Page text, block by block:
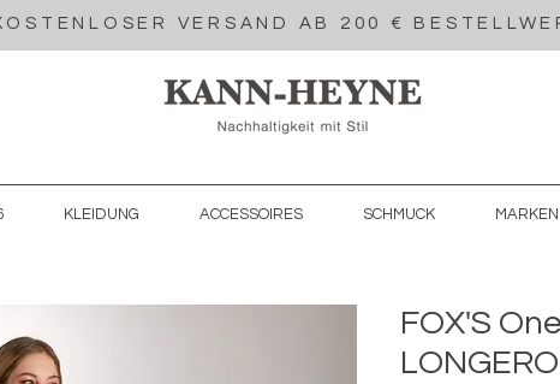
VERSAND AB 200 €
KLEIDUNG ACCESSOIRES SCHMUCK MARKEN
FOX'S